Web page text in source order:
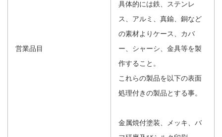
営業品目
具体的には鉄、ステンレ
ス、アルミ、真鍮、銅など
の素材よりケース、カバ
ー、シャーシ、金具等を製
作すること。
これらの製品を以下の表面
処理付きの製品とする事。
金属焼付塗装、メッキ、バ